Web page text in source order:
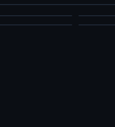
2026/日本
2026-07-03
2026/日本
国产动漫
2021/大陆
国产动漫
2026/大陆